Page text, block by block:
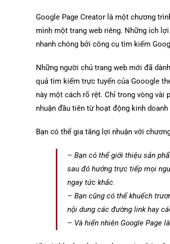
Google Page Creator là một chương
mình một trang web riêng. Những ích
nhanh chóng bởi công cụ tìm kiếm
Những người chủ trang web mới đã
quả tìm kiếm trực tuyến của Gooogle
này một cách rõ rệt. Chỉ trong vòng vài
nhuận đầu tiên từ hoạt động kinh
Bạn có thể gia tăng lợi nhuận với
– Bạn có thể giới thiệu sản
sau đó hướng trực tiếp mọi
ngay tức khắc.
– Bạn cũng có thể khuếch
nội dung các đường link hay
– Và hiển nhiên Google Page